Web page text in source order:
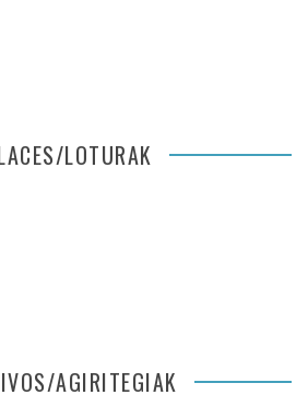
LOTURAK
AGIRITEGIAK